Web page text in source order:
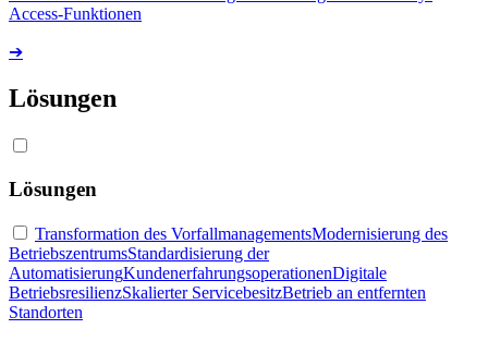
Access-Funktionen
➔
Lösungen
Lösungen
Transformation des VorfallmanagementsModernisierung des
BetriebszentrumsStandardisierung der
AutomatisierungKundenerfahrungsoperationenDigitale
BetriebsresilienzSkalierter ServicebesitzBetrieb an entfernten
Standorten